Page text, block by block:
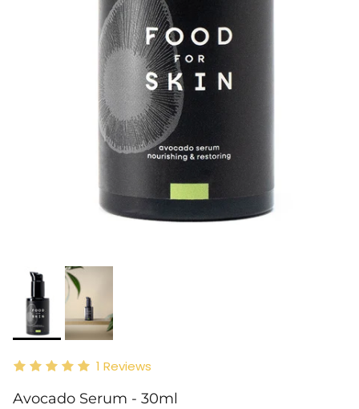
1 Reviews
Avocado Serum - 30ml